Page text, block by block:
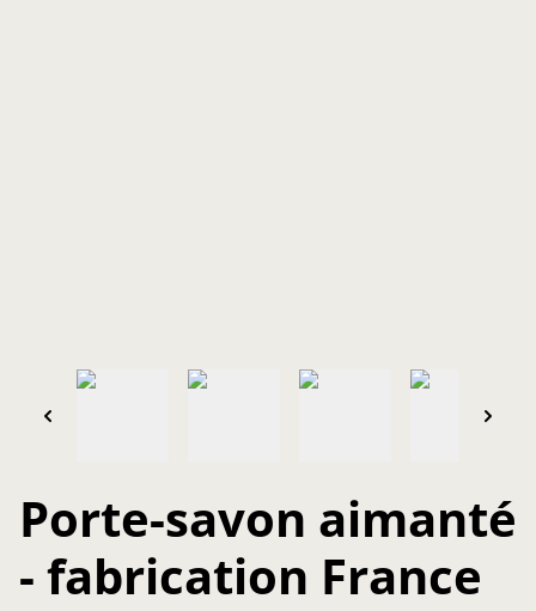
Porte-savon aimanté
- fabrication France